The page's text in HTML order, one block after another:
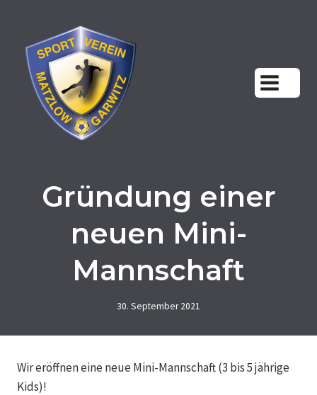
springen
Gründung einer
neuen Mini-
Mannschaft
30. September 2021
Wir eröffnen eine neue Mini-Mannschaft (3 bis 5 jährige
Kids)!